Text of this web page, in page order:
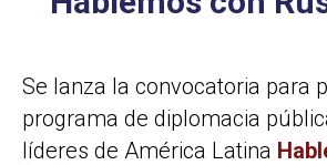
Se lanza la convocatoria para
programa de diplomacia
líderes de América Latina